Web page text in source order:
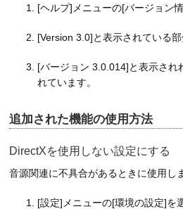
[ヘルプ]メニューの[バージョン
[Version 3.0]と表示されている部
[バージョン 3.0.014]と表示され
れています。
追加された機能の使用方法
DirectXを使用しない設定にする
音源関連に不具合があるときに使用し
[設定]メニューの[環境の設定]を